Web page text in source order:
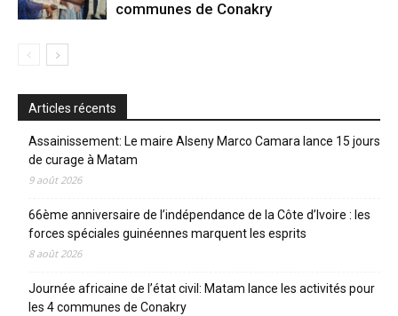
communes de Conakry
Articles récents
Assainissement: Le maire Alseny Marco Camara lance 15 jours
de curage à Matam
9 août 2026
66ème anniversaire de l’indépendance de la Côte d’Ivoire : les
forces spéciales guinéennes marquent les esprits
8 août 2026
Journée africaine de l’état civil: Matam lance les activités pour
les 4 communes de Conakry